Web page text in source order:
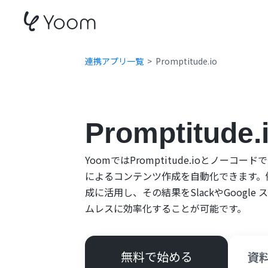
連携アプリ一覧 Promptitude.io
YoomではPromptitude.ioとノーコード
によるコンテンツ作成を自動化できます
成に活用し、その結果をSlackやGoogle
ムレスに効率化することが可能です。
無料で始める 資